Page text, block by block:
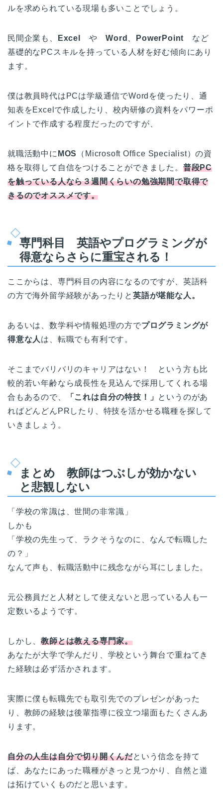
ルを求められている現場も多いことでしょう。
民間企業も、 Excel やWord PowerPoint など
基礎的なPCスキルを持っている人材を好む傾向にあり
ます。
僕は教員時代はPCは学級通信でWordを使ったり、通
知表をExcelで作成したり、校内研修の資料をパワーポ
イントで作成する程度だったのですが、
就職活動中に MOS
（Microsoft Office Specialist）の資
格を取得して自信をつけることができました。 普段PC
を触っている人なら３週間くらいの勉強期間で取得で
きるのでオススメです。
専門科目 英語やプログラミングが
得意ならさらに重宝される！
ここからは、専門科目の内容になるのですが、英語科
の方で海外留学経験があったりと 英語が堪能な人。
あるいは、数学科や情報処理の方でプログラミングが
得意な人 は、転職でも有利です。
そこまでバリバリのキャリアはない！ という方も比
較的若い年齢なら成長性を見込んで採用してくれる場
合もあるので、
「これは自分の特技！」 というのがあ
ればどんどんPRしたり、特技を活かせる職種を探して
いきましょう。
まとめ 教師はつぶしが効かない
と悲観しない
「学校の常識は、世間の非常識」
しかも
「学校の先生って、ラクそうなのに、なんで転職した
の？」
なんて声も、転職活動中に残念ながら耳にしました。
元公務員だと人材として使えないと思っている人も一
定数いるようです。
しかし、教師とは教える専門家。
あなたが大学で学んだり、学校という舞台で重ねてき
た経験は必ず活かされます。
実際に僕も転職先でも取引先でのプレゼンがあった
り、教師の経験は後輩指導に役立つ場面もたくさんあ
ります。
自分の人生は自分で切り開くんだという信念を持て
ば、あなたにあった職種がきっと見つかり、自然と道
は拓けていくものだと思います。